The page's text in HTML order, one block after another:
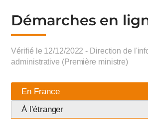
Démarches en
Vérifié le 12/12/2022 - Direction de
administrative (Première ministre)
En France
À l'étranger